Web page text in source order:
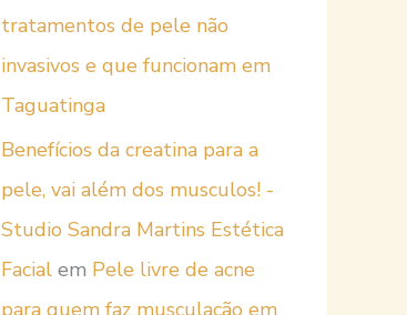
tratamentos de pele não
invasivos e que funcionam em
Taguatinga
Benefícios da creatina para a
pele, vai além dos musculos! -
Studio Sandra Martins Estética
Facial em Pele livre de acne
para quem faz musculação em